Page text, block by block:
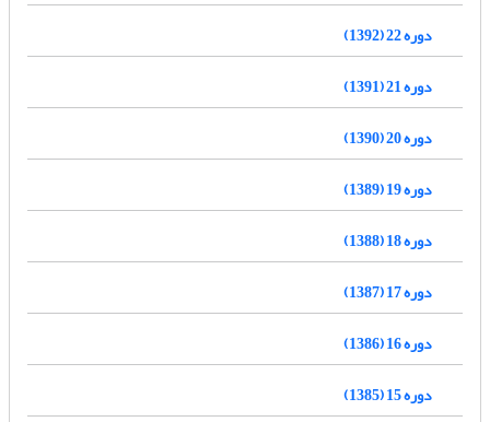
دوره 22 (1392)
دوره 21 (1391)
دوره 20 (1390)
دوره 19 (1389)
دوره 18 (1388)
دوره 17 (1387)
دوره 16 (1386)
دوره 15 (1385)